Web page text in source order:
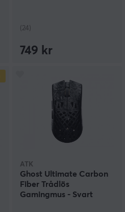
(24)
749 kr
ATK
Ghost Ultimate Carbon
Fiber Trådlös
Gamingmus - Svart